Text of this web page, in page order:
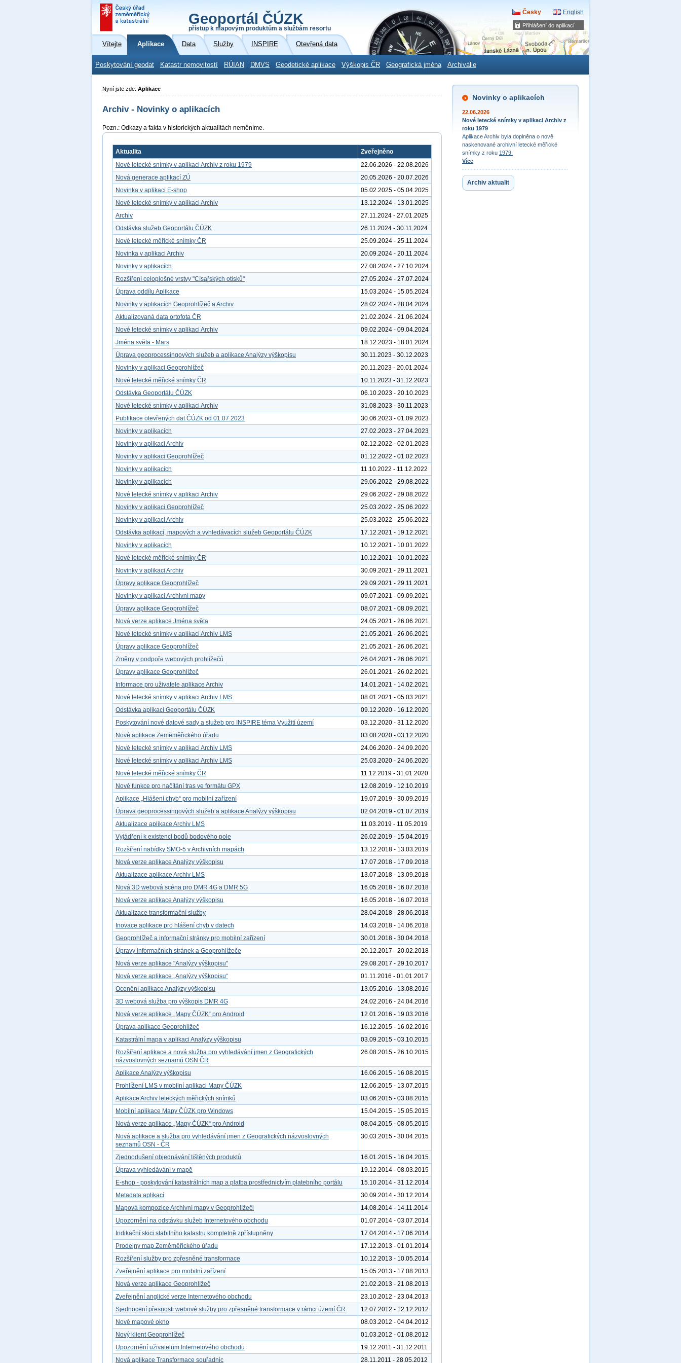
Přihlášení do aplikací
Geoportál ČÚZK
přístup k mapovým produktům a službám resortu
Česky English
Vítejte Aplikace Data Služby INSPIRE Otevřená data
Poskytování geodat Katastr nemovitostí RÚIAN DMVS Geodetické aplikace Výškopis ČR Geografická jména Archiválie
Novinky o aplikacích
22.06.2026
Nové letecké snímky v aplikaci Archiv z
roku 1979
Aplikace Archiv byla doplněna o nově
naskenované archivní letecké měřické
snímky z roku 1979.
Více
Archiv aktualit
Nyní jste zde: Aplikace
Archiv - Novinky o aplikacích
Pozn.: Odkazy a fakta v historických aktualitách neměníme.
Aktualita
Zveřejněno
Nové letecké snímky v aplikaci Archiv z roku 1979
22.06.2026 - 22.08.2026
Nová generace aplikací ZÚ
20.05.2026 - 20.07.2026
Novinka v aplikaci E-shop
05.02.2025 - 05.04.2025
Nové letecké snímky v aplikaci Archiv
13.12.2024 - 13.01.2025
Archiv
27.11.2024 - 27.01.2025
Odstávka služeb Geoportálu ČÚZK
26.11.2024 - 30.11.2024
Nové letecké měřické snímky ČR
25.09.2024 - 25.11.2024
Novinka v aplikaci Archiv
20.09.2024 - 20.11.2024
Novinky v aplikacích
27.08.2024 - 27.10.2024
Rozšíření celoplošné vrstvy "Císařských otisků"
27.05.2024 - 27.07.2024
Úprava oddílu Aplikace
15.03.2024 - 15.05.2024
Novinky v aplikacích Geoprohlížeč a Archiv
28.02.2024 - 28.04.2024
Aktualizovaná data ortofota ČR
21.02.2024 - 21.06.2024
Nové letecké snímky v aplikaci Archiv
09.02.2024 - 09.04.2024
Jména světa - Mars
18.12.2023 - 18.01.2024
Úprava geoprocessingových služeb a aplikace Analýzy výškopisu
30.11.2023 - 30.12.2023
Novinky v aplikaci Geoprohlížeč
20.11.2023 - 20.01.2024
Nové letecké měřické snímky ČR
10.11.2023 - 31.12.2023
Odstávka Geoportálu ČÚZK
06.10.2023 - 20.10.2023
Nové letecké snímky v aplikaci Archiv
31.08.2023 - 30.11.2023
Publikace otevřených dat ČÚZK od 01.07.2023
30.06.2023 - 01.09.2023
Novinky v aplikacích
27.02.2023 - 27.04.2023
Novinky v aplikaci Archiv
02.12.2022 - 02.01.2023
Novinky v aplikaci Geoprohlížeč
01.12.2022 - 01.02.2023
Novinky v aplikacích
11.10.2022 - 11.12.2022
Novinky v aplikacích
29.06.2022 - 29.08.2022
Nové letecké snímky v aplikaci Archiv
29.06.2022 - 29.08.2022
Novinky v aplikaci Geoprohlížeč
25.03.2022 - 25.06.2022
Novinky v aplikaci Archiv
25.03.2022 - 25.06.2022
Odstávka aplikací, mapových a vyhledávacích služeb Geoportálu ČÚZK
17.12.2021 - 19.12.2021
Novinky v aplikacích
10.12.2021 - 10.01.2022
Nové letecké měřické snímky ČR
10.12.2021 - 10.01.2022
Novinky v aplikaci Archiv
30.09.2021 - 29.11.2021
Úpravy aplikace Geoprohlížeč
29.09.2021 - 29.11.2021
Novinky v aplikaci Archivní mapy
09.07.2021 - 09.09.2021
Úpravy aplikace Geoprohlížeč
08.07.2021 - 08.09.2021
Nová verze aplikace Jména světa
24.05.2021 - 26.06.2021
Nové letecké snímky v aplikaci Archiv LMS
21.05.2021 - 26.06.2021
Úpravy aplikace Geoprohlížeč
21.05.2021 - 26.06.2021
Změny v podpoře webových prohlížečů
26.04.2021 - 26.06.2021
Úpravy aplikace Geoprohlížeč
26.01.2021 - 26.02.2021
Informace pro uživatele aplikace Archiv
14.01.2021 - 14.02.2021
Nové letecké snímky v aplikaci Archiv LMS
08.01.2021 - 05.03.2021
Odstávka aplikací Geoportálu ČÚZK
09.12.2020 - 16.12.2020
Poskytování nové datové sady a služeb pro INSPIRE téma Využití území
03.12.2020 - 31.12.2020
Nové aplikace Zeměměřického úřadu
03.08.2020 - 03.12.2020
Nové letecké snímky v aplikaci Archiv LMS
24.06.2020 - 24.09.2020
Nové letecké snímky v aplikaci Archiv LMS
25.03.2020 - 24.06.2020
Nové letecké měřické snímky ČR
11.12.2019 - 31.01.2020
Nové funkce pro načítání tras ve formátu GPX
12.08.2019 - 12.10.2019
Aplikace „Hlášení chyb“ pro mobilní zařízení
19.07.2019 - 30.09.2019
Úprava geoprocessingových služeb a aplikace Analýzy výškopisu
02.04.2019 - 01.07.2019
Aktualizace aplikace Archiv LMS
11.03.2019 - 11.05.2019
Vyjádření k existenci bodů bodového pole
26.02.2019 - 15.04.2019
Rozšíření nabídky SMO-5 v Archivních mapách
13.12.2018 - 13.03.2019
Nová verze aplikace Analýzy výškopisu
17.07.2018 - 17.09.2018
Aktualizace aplikace Archiv LMS
13.07.2018 - 13.09.2018
Nová 3D webová scéna pro DMR 4G a DMR 5G
16.05.2018 - 16.07.2018
Nová verze aplikace Analýzy výškopisu
16.05.2018 - 16.07.2018
Aktualizace transformační služby
28.04.2018 - 28.06.2018
Inovace aplikace pro hlášení chyb v datech
14.03.2018 - 14.06.2018
Geoprohlížeč a informační stránky pro mobilní zařízení
30.01.2018 - 30.04.2018
Úpravy informačních stránek a Geoprohlížeče
20.12.2017 - 20.02.2018
Nová verze aplikace "Analýzy výškopisu"
29.08.2017 - 29.10.2017
Nová verze aplikace „Analýzy výškopisu“
01.11.2016 - 01.01.2017
Ocenění aplikace Analýzy výškopisu
13.05.2016 - 13.08.2016
3D webová služba pro výškopis DMR 4G
24.02.2016 - 24.04.2016
Nová verze aplikace „Mapy ČÚZK“ pro Android
12.01.2016 - 19.03.2016
Úprava aplikace Geoprohlížeč
16.12.2015 - 16.02.2016
Katastrální mapa v aplikaci Analýzy výškopisu
03.09.2015 - 03.10.2015
Rozšíření aplikace a nová služba pro vyhledávání jmen z Geografických
názvoslovných seznamů OSN ČR
26.08.2015 - 26.10.2015
Aplikace Analýzy výškopisu
16.06.2015 - 16.08.2015
Prohlížení LMS v mobilní aplikaci Mapy ČÚZK
12.06.2015 - 13.07.2015
Aplikace Archiv leteckých měřických snímků
03.06.2015 - 03.08.2015
Mobilní aplikace Mapy ČÚZK pro Windows
15.04.2015 - 15.05.2015
Nová verze aplikace „Mapy ČÚZK“ pro Android
08.04.2015 - 08.05.2015
Nová aplikace a služba pro vyhledávání jmen z Geografických názvoslovných
seznamů OSN - ČR
30.03.2015 - 30.04.2015
Zjednodušení objednávání tištěných produktů
16.01.2015 - 16.04.2015
Úprava vyhledávání v mapě
19.12.2014 - 08.03.2015
E-shop - poskytování katastrálních map a platba prostřednictvím platebního portálu
15.10.2014 - 31.12.2014
Metadata aplikací
30.09.2014 - 30.12.2014
Mapová kompozice Archivní mapy v Geoprohlížeči
14.08.2014 - 14.11.2014
Upozornění na odstávku služeb Internetového obchodu
01.07.2014 - 03.07.2014
Indikační skici stabilního katastru kompletně zpřístupněny
17.04.2014 - 17.06.2014
Prodejny map Zeměměřického úřadu
17.12.2013 - 01.01.2014
Rozšíření služby pro zpřesněné transformace
10.12.2013 - 10.05.2014
Zveřejnění aplikace pro mobilní zařízení
15.05.2013 - 17.08.2013
Nová verze aplikace Geoprohlížeč
21.02.2013 - 21.08.2013
Zveřejnění anglické verze Internetového obchodu
23.10.2012 - 23.04.2013
Sjednocení přesnosti webové služby pro zpřesněné transformace v rámci území ČR
12.07.2012 - 12.12.2012
Nové mapové okno
08.03.2012 - 04.04.2012
Nový klient Geoprohlížeč
01.03.2012 - 01.08.2012
Upozornění uživatelům Internetového obchodu
19.12.2011 - 31.12.2011
Nová aplikace Transformace souřadnic
28.11.2011 - 28.05.2012